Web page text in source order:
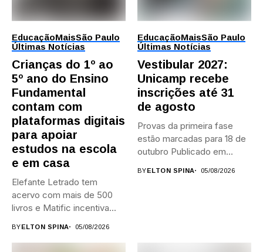
EducaçãoMaisSão Paulo
Últimas Notícias
Crianças do 1º ao
5º ano do Ensino
Fundamental
contam com
plataformas digitais
para apoiar
estudos na escola
e em casa
Elefante Letrado tem
acervo com mais de 500
livros e Matific incentiva...
BYELTON SPINA 05/08/2026
EducaçãoMaisSão Paulo
Últimas Notícias
Vestibular 2027:
Unicamp recebe
inscrições até 31
de agosto
Provas da primeira fase
estão marcadas para 18 de
outubro Publicado em...
BYELTON SPINA 05/08/2026